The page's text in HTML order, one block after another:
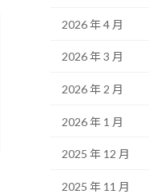
2026 年 4 月
2026 年 3 月
2026 年 2 月
2026 年 1 月
2025 年 12 月
2025 年 11 月